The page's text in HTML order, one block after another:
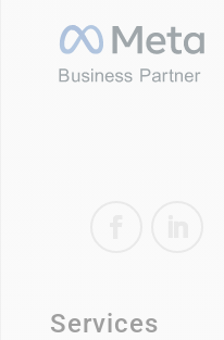
Services